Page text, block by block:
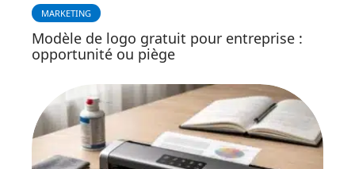
MARKETING
Modèle de logo gratuit pour entreprise :
opportunité ou piège